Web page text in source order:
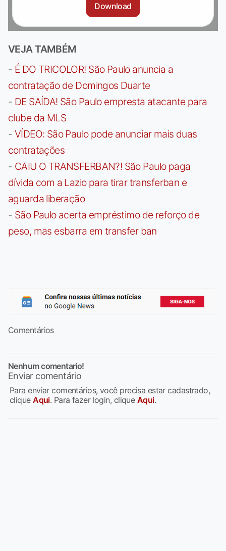
Download
VEJA TAMBÉM
- É DO TRICOLOR! São Paulo anuncia a
contratação de Domingos Duarte
- DE SAÍDA! São Paulo empresta atacante para
clube da MLS
- VÍDEO: São Paulo pode anunciar mais duas
contratações
- CAIU O TRANSFERBAN?! São Paulo paga
dívida com a Lazio para tirar transferban e
aguarda liberação
- São Paulo acerta empréstimo de reforço de
peso, mas esbarra em transfer ban
Comentários
Nenhum comentario!
Enviar comentário
Para enviar comentários, você precisa estar cadastrado,
cliqueAqui. Para fazer login, clique Aqui.